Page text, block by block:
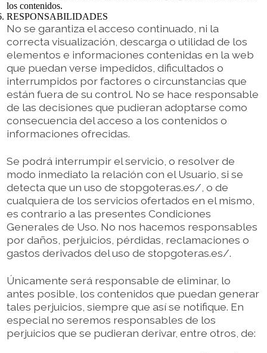
los contenidos.
RESPONSABILIDADES
No se garantiza el acceso continuado, ni la
correcta visualización, descarga o utilidad de los
elementos e informaciones contenidas en la web
que puedan verse impedidos, dificultados o
interrumpidos por factores o circunstancias que
están fuera de su control. No se hace responsable
de las decisiones que pudieran adoptarse como
consecuencia del acceso a los contenidos o
informaciones ofrecidas.
Se podrá interrumpir el servicio, o resolver de
modo inmediato la relación con el Usuario, si se
detecta que un uso de stopgoteras.es/, o de
cualquiera de los servicios ofertados en el mismo,
es contrario a las presentes Condiciones
Generales de Uso. No nos hacemos responsables
por daños, perjuicios, pérdidas, reclamaciones o
gastos derivados del uso de stopgoteras.es/.
Únicamente será responsable de eliminar, lo
antes posible, los contenidos que puedan generar
tales perjuicios, siempre que así se notifique. En
especial no seremos responsables de los
perjuicios que se pudieran derivar, entre otros, de: